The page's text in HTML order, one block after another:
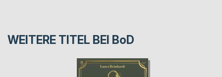
WEITERE TITEL BEI BoD